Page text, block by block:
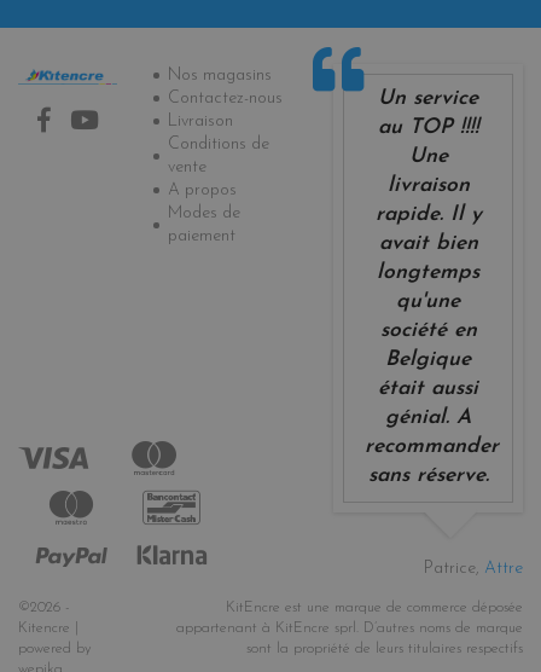
Informations
Nos magasins
Contactez-nous
Livraison
Conditions de
vente
A propos
Modes de
paiement
Un service
au TOP !!!!
Une
livraison
rapide. Il y
avait bien
longtemps
qu'une
société en
Belgique
était aussi
génial. A
recommander
sans réserve.
Patrice, Attre
©2026 -
Kitencre |
powered by
KitEncre est une marque de commerce déposée
appartenant à KitEncre sprl. D’autres noms de marque
sont la propriété de leurs titulaires respectifs